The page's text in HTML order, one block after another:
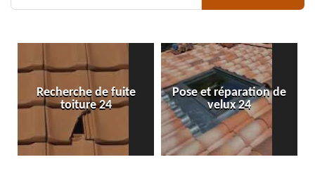
Recherche de fuite
toiture 24
Pose et réparation de
velux 24